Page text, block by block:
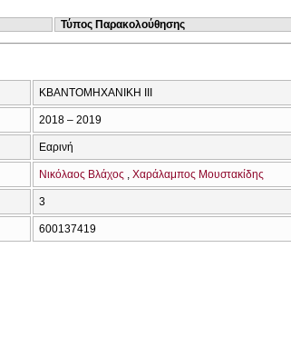
Τύπος Παρακολούθησης
ΚΒΑΝΤΟΜΗΧΑΝΙΚΗ ΙΙΙ
2018 – 2019
Εαρινή
Νικόλαος Βλάχος Χαράλαμπος Μουστακίδης
3
600137419